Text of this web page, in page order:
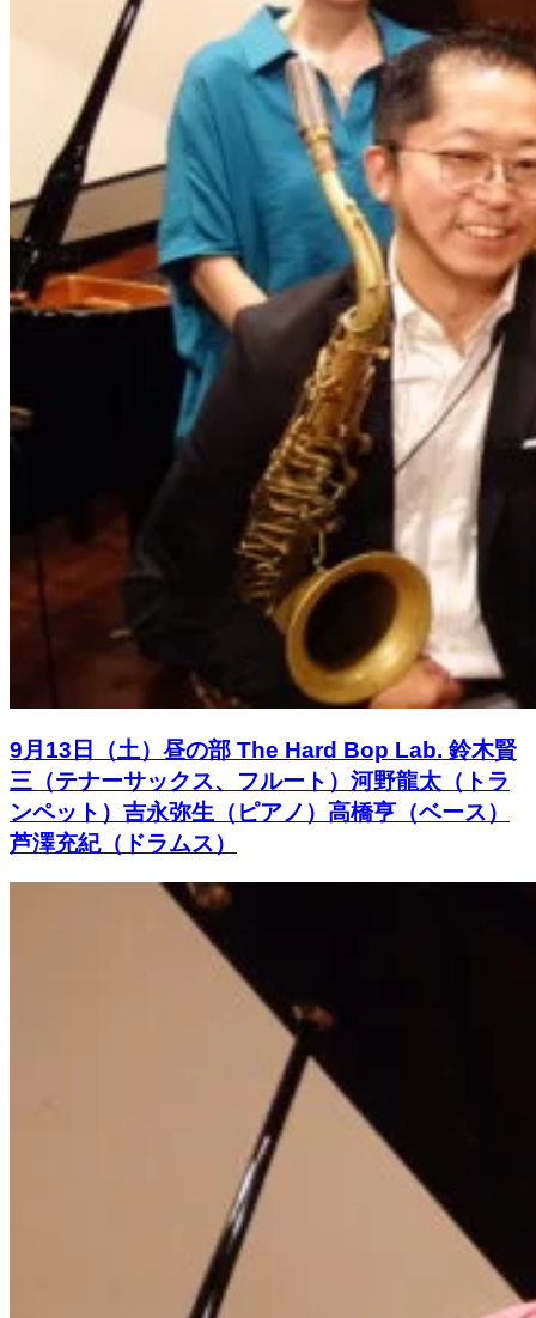
9月13日（土）昼の部 The Hard Bop Lab. 鈴木賢
三（テナーサックス、フルート）河野龍太（トラ
ンペット）吉永弥生（ピアノ）高橋亨（ベース）
芦澤充紀（ドラムス）